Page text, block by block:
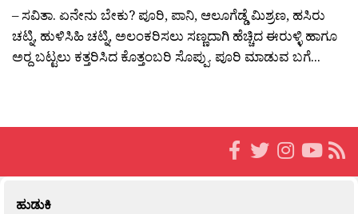
– ಸವಿತಾ. ಏನೇನು ಬೇಕು? ಪೂರಿ, ಪಾನಿ, ಆಲೂಗೆಡ್ಡೆ ಮಿಶ್ರಣ, ಹಸಿರು
ಚಟ್ನಿ, ಹುಳಿಸಿಹಿ ಚಟ್ನಿ, ಅಲಂಕರಿಸಲು ಸಣ್ಣದಾಗಿ ಹೆಚ್ಚಿದ ಈರುಳ್ಳಿ ಹಾಗೂ
ಅರ‍್ದ ಬಟ್ಟಲು ಕತ್ತರಿಸಿದ ಕೊತ್ತಂಬರಿ ಸೊಪ್ಪು. ಪೂರಿ ಮಾಡುವ ಬಗೆ...
ಹುಡುಕಿ